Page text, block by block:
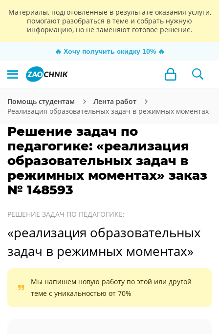
Материалы, подготовленные в результате оказания услуги,
помогают разобраться в теме и собрать нужную
информацию, но не заменяют готовое решение.
🔥 Хочу получить скидку 10% 🔥
Помощь студентам
Лента работ
Реализация образовательных задач в режимных моментах
Решение задач по
педагогике: «реализация
образовательных задач в
режимных моментах» заказ
№ 148593
РЕШЕНИЕ ЗАДАЧ ПО ПЕДАГОГИКЕ:
«реализация образовательных
задач в режимных моментах»
Мы напишем новую работу по этой или другой
теме с уникальностью от 70%